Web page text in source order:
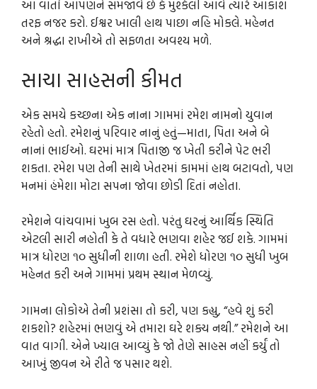
આ વાર્તા આપણને સમજાવે છે કે મુશ્કેલી આવે ત્યારે આકાશ
તરફ નજર કરો. ઈશ્વર ખાલી હાથ પાછા નહિ મોકલે. મહેનત
અને શ્રદ્ધા રાખીએ તો સફળતા અવશ્ય મળે.
સાચા સાહસની કીમત
એક સમયે કચ્છના એક નાના ગામમાં રમેશ નામનો યુવાન
રહેતો હતો. રમેશનું પરિવાર નાનું હતું—માતા, પિતા અને બે
નાનાં ભાઈઓ. ઘરમાં માત્ર પિતાજી જ ખેતી કરીને પેટ ભરી
શકતા. રમેશ પણ તેની સાથે ખેતરમાં કામમાં હાથ બટાવતો, પણ
મનમાં હંમેશા મોટા સપના જોવા છોડી દિતાં નહોતા.
રમેશને વાંચવામાં ખુબ રસ હતો. પરંતુ ઘરનું આર્થિક સ્થિતિ
એટલી સારી નહોતી કે તે વધારે ભણવા શહેર જઈ શકે. ગામમાં
માત્ર ધોરણ ૧૦ સુધીની શાળા હતી. રમેશે ધોરણ ૧૦ સુધી ખુબ
મહેનત કરી અને ગામમાં પ્રથમ સ્થાન મેળવ્યું.
ગામના લોકોએ તેની પ્રશંસા તો કરી, પણ કહ્યુ, “હવે શું કરી
શકશો? શહેરમાં ભણવું એ તમારા ઘરે શક્ય નથી.” રમેશને આ
વાત વાગી. એને ખ્યાલ આવ્યું કે જો તેણે સાહસ નહીં કર્યું તો
આખું જીવન એ રીતે જ પસાર થશે.